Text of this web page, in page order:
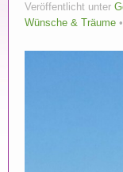
Veröffentlicht unter
Wünsche & Träume